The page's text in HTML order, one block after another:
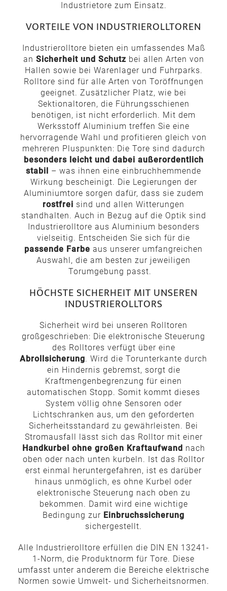
Industrietore zum Einsatz.
VORTEILE VON INDUSTRIEROLLTOREN
Industrierolltore bieten ein umfassendes Maß
an Sicherheit und Schutzbei allen Arten von
Hallen sowie bei Warenlager und Fuhrparks.
Rolltore sind für alle Arten von Toröffnungen
geeignet. Zusätzlicher Platz, wie bei
Sektionaltoren, die Führungsschienen
benötigen, ist nicht erforderlich. Mit dem
Werksstoff Aluminium treffen Sie eine
hervorragende Wahl und profitieren gleich von
mehreren Pluspunkten: Die Tore sind dadurch
besonders leicht und dabei außerordentlich
stabil – was ihnen eine einbruchhemmende
Wirkung bescheinigt. Die Legierungen der
Aluminiumtore sorgen dafür, dass sie zudem
rostfrei sind und allen Witterungen
standhalten. Auch in Bezug auf die Optik sind
Industrierolltore aus Aluminium besonders
vielseitig. Entscheiden Sie sich für die
passende Farbe aus unserer umfangreichen
Auswahl, die am besten zur jeweiligen
Torumgebung passt.
HÖCHSTE SICHERHEIT MIT UNSEREN
INDUSTRIEROLLTORS
Sicherheit wird bei unseren Rolltoren
großgeschrieben: Die elektronische Steuerung
des Rolltores verfügt über eine
Abrollsicherung. Wird die Torunterkante durch
ein Hindernis gebremst, sorgt die
Kraftmengenbegrenzung für einen
automatischen Stopp. Somit kommt dieses
System völlig ohne Sensoren oder
Lichtschranken aus, um den geforderten
Sicherheitsstandard zu gewährleisten. Bei
Stromausfall lässt sich das Rolltor mit einer
Handkurbel ohne großen Kraftaufwand nach
oben oder nach unten kurbeln. Ist das Rolltor
erst einmal heruntergefahren, ist es darüber
hinaus unmöglich, es ohne Kurbel oder
elektronische Steuerung nach oben zu
bekommen. Damit wird eine wichtige
Bedingung zur Einbruchssicherung
sichergestellt.
Alle Industrierolltore erfüllen die DIN EN 13241-
1-Norm, die Produktnorm für Tore. Diese
umfasst unter anderem die Bereiche elektrische
Normen sowie Umwelt- und Sicherheitsnormen.